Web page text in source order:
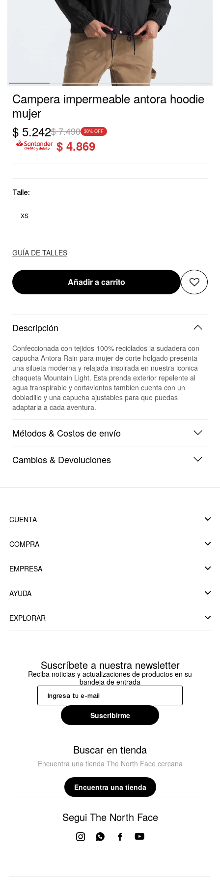
Campera impermeable antora hoodie
mujer
$ 5.242$7.490 30
$ 4.869
Talle:
XS
GUÍA DE TALLES
Añadir a carrito
Descripción
Confeccionada con tejidos 100% reciclados la sudadera con
capucha Antora Rain para mujer de corte holgado presenta
una silueta moderna y relajada inspirada en nuestra iconica
chaqueta Mountain Light. Esta prenda exterior repelente al
agua transpirable y cortavientos tambien cuenta con un
dobladillo y una capucha ajustables para que puedas
adaptarla a cada aventura.
Métodos & Costos de envío
Cambios & Devoluciones
CUENTA
COMPRA
EMPRESA
AYUDA
EXPLORAR
Suscríbete a nuestra newsletter
Reciba noticias y actualizaciones de productos en su
bandeja de entrada
Suscribirme
Buscar en tienda
Encuentra una tienda The North Face cercana
Encuentra una tienda
Segui The North Face
 
 